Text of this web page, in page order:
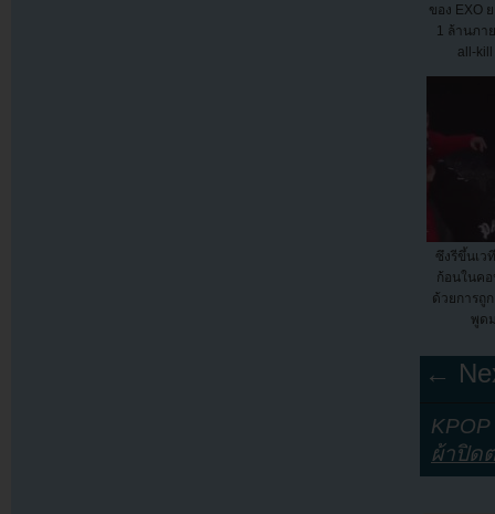
ของ EXO
1 ล้านภา
all-kill
ซึงรีขึ้นเว
ก้อนในคอ
ด้วยการถู
พูด
←
ผ้าปิด